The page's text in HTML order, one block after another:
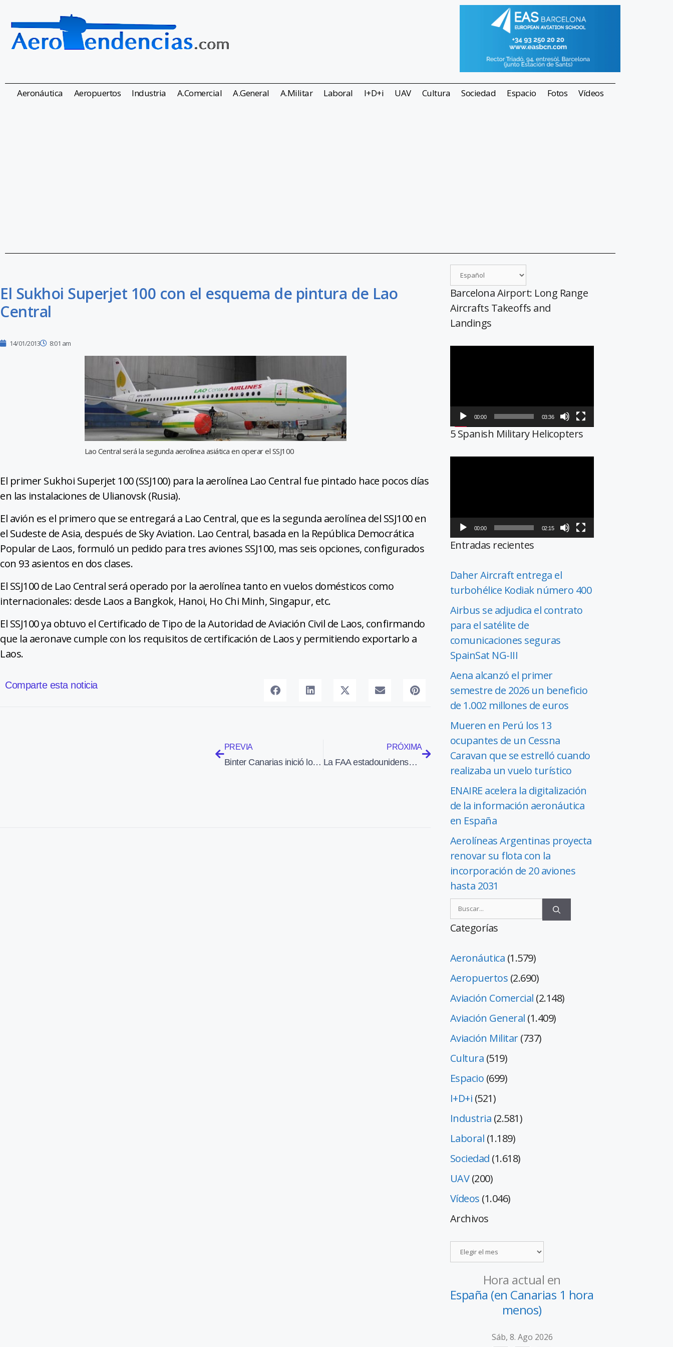
Aeronáutica Aeropuertos Industria A.Comercial A.General A.Militar Laboral I+D+i UAV Cultura Sociedad Espacio Fotos Vídeos
El Sukhoi Superjet 100 con el esquema de pintura de Lao
Central
14/01/2013 8:01 am
Lao Central será la segunda aerolínea asiática en operar el SSJ100
El primer Sukhoi Superjet 100 (SSJ100) para la aerolínea Lao Central fue pintado hace pocos días
en las instalaciones de Ulianovsk (Rusia).
El avión es el primero que se entregará a Lao Central, que es la segunda aerolínea del SSJ100 en
el Sudeste de Asia, después de Sky Aviation. Lao Central, basada en la República Democrática
Popular de Laos, formuló un pedido para tres aviones SSJ100, mas seis opciones, configurados
con 93 asientos en dos clases.
El SSJ100 de Lao Central será operado por la aerolínea tanto en vuelos domésticos como
internacionales: desde Laos a Bangkok, Hanoi, Ho Chi Minh, Singapur, etc.
El SSJ100 ya obtuvo el Certificado de Tipo de la Autoridad de Aviación Civil de Laos, confirmando
que la aeronave cumple con los requisitos de certificación de Laos y permitiendo exportarlo a
Laos.
Comparte esta noticia
PREVIA
Binter Canarias inició los vuelos entre Canarias y Banjul
PRÓXIMA
La FAA estadounidense certifica el nuevo motor PT6A-140
Barcelona Airport: Long Range
Aircrafts Takeoffs and
Landings
00:00 03:36
5 Spanish Military Helicopters
00:00 02:15
Entradas recientes
Daher Aircraft entrega el
turbohélice Kodiak número 400
Airbus se adjudica el contrato
para el satélite de
comunicaciones seguras
SpainSat NG-III
Aena alcanzó el primer
semestre de 2026 un beneficio
de 1.002 millones de euros
Mueren en Perú los 13
ocupantes de un Cessna
Caravan que se estrelló cuando
realizaba un vuelo turístico
ENAIRE acelera la digitalización
de la información aeronáutica
en España
Aerolíneas Argentinas proyecta
renovar su flota con la
incorporación de 20 aviones
hasta 2031
Categorías
Aeronáutica (1.579)
Aeropuertos (2.690)
Aviación Comercial (2.148)
Aviación General (1.409)
Aviación Militar(737)
Cultura (519)
Espacio (699)
I+D+i (521)
Industria (2.581)
Laboral (1.189)
Sociedad (1.618)
UAV(200)
Vídeos (1.046)
Archivos
Hora actual en
España (en Canarias 1 hora
menos)